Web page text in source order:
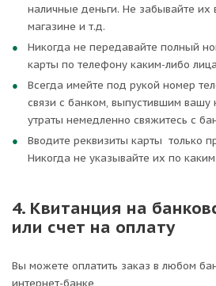
наличные деньги. Не забывайте их
магазине и т.д.
Никогда не передавайте полный
карты по телефону каким-либо
Всегда имейте под рукой номер
связи с банком, выпустившим вашу
утраты немедленно свяжитесь с
Вводите реквизиты карты только
Никогда не указывайте их по
4. Квитанция на
или счет на оплату
Вы можете оплатить заказ в любом
интернет-банке